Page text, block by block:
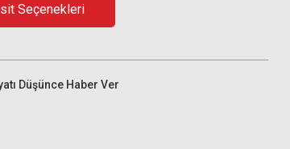
Seçenekleri
Düşünce Haber Ver